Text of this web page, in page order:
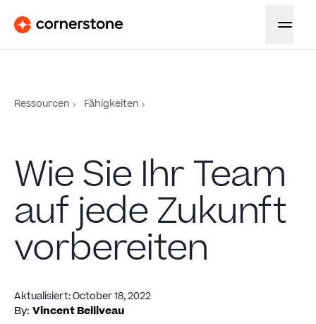
Ressourcen Fähigkeiten
Wie Sie Ihr Team
auf jede Zukunft
vorbereiten
Aktualisiert:October 18, 2022
By: Vincent Belliveau